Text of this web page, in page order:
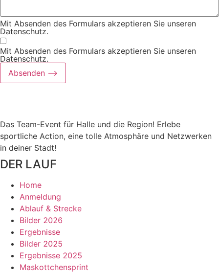
Mit Absenden des Formulars akzeptieren Sie unseren
Datenschutz.
Mit Absenden des Formulars akzeptieren Sie unseren
Datenschutz.
Absenden ⟶
Das Team-Event für Halle und die Region! Erlebe
sportliche Action, eine tolle Atmosphäre und Netzwerken
in deiner Stadt!
DER LAUF
Home
Anmeldung
Ablauf & Strecke
Bilder 2026
Ergebnisse
Bilder 2025
Ergebnisse 2025
Maskottchensprint